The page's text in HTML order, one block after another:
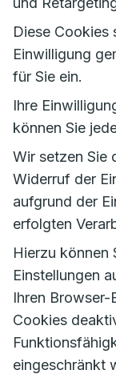
Diese Cookies
Einwilligung
für Sie ein.
Ihre
können Sie
Wir setzen Sie
Widerruf der
aufgrund der
erfolgten
Hierzu können
Einstellungen
Ihren
Cookies
eingeschränkt